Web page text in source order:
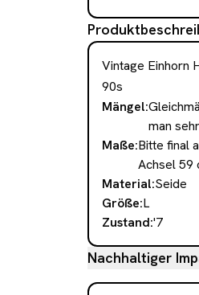
Vintage Einhorn
90s
Mängel:
man
Maße:Bitte final
Achsel 59
Material:Seide
Größe:L
Zustand:'7
Nachhaltiger